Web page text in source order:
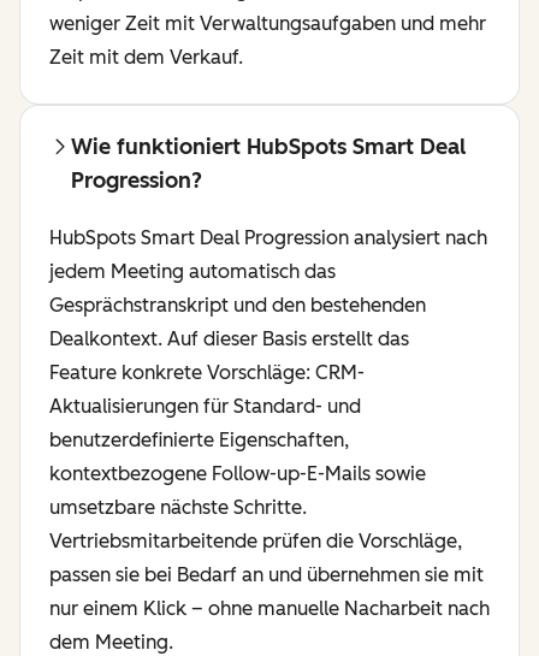
weniger Zeit mit Verwaltungsaufgaben und mehr
Zeit mit dem Verkauf.
Wie funktioniert HubSpots Smart Deal
Progression?
HubSpots Smart Deal Progression analysiert nach
jedem Meeting automatisch das
Gesprächstranskript und den bestehenden
Dealkontext. Auf dieser Basis erstellt das
Feature konkrete Vorschläge: CRM-
Aktualisierungen für Standard- und
benutzerdefinierte Eigenschaften,
kontextbezogene Follow-up-E-Mails sowie
umsetzbare nächste Schritte.
Vertriebsmitarbeitende prüfen die Vorschläge,
passen sie bei Bedarf an und übernehmen sie mit
nur einem Klick – ohne manuelle Nacharbeit nach
dem Meeting.